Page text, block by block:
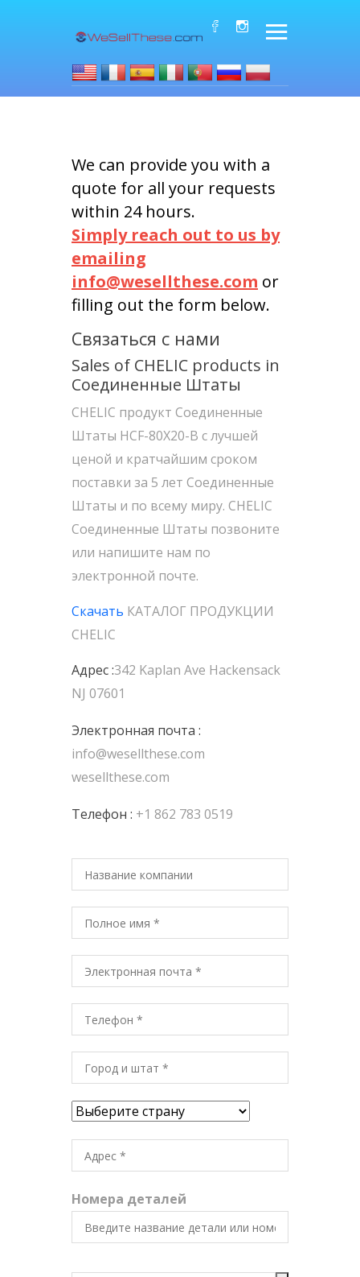
We can provide you with a
quote for all your requests
within 24 hours.
Simply reach out to us by
emailing
info@wesellthese.com or
filling out the form below.
Связаться с нами
Sales of CHELIC products in
Соединенные Штаты
CHELIC продукт Соединенные
Штаты HCF-80X20-B с лучшей
ценой и кратчайшим сроком
поставки за 5 лет Соединенные
Штаты и по всему миру. CHELIC
Соединенные Штаты позвоните
или напишите нам по
электронной почте.
Скачать КАТАЛОГ ПРОДУКЦИИ
CHELIC
Адрес :342 Kaplan Ave Hackensack
NJ 07601
Электронная почта :
info@wesellthese.com
wesellthese.com
Телефон : +1 862 783 0519
Номера деталей